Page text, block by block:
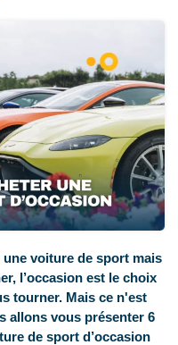
voiture de sport mais
l’occasion est le choix
tourner. Mais ce n'est
allons vous présenter 6
de sport d’occasion